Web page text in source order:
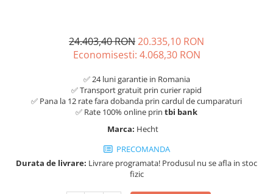
24.403,40 RON20.335,10 RON
Economisesti: 4.068,30 RON
✅ 24 luni garantie in Romania
✅ Transport gratuit prin curier rapid
✅ Pana la 12 rate fara dobanda prin cardul de cumparaturi
✅ Rate 100% online prin tbi bank
Marca: Hecht
PRECOMANDA
Durata de livrare: Livrare programata! Produsul nu se afla in stoc
fizic